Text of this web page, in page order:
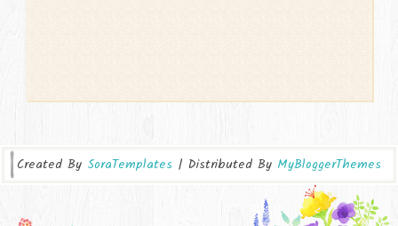
Created By SoraTemplates | Distributed By MyBloggerThemes